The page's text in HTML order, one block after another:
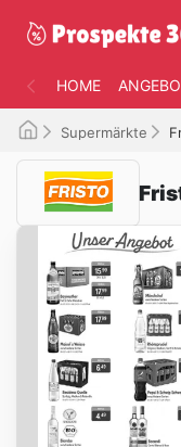
HOME
Supermärkte